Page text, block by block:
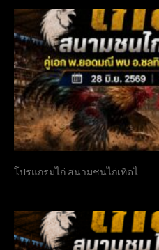
โปรแกรมไก่ สนามชนไก่เทิดไ